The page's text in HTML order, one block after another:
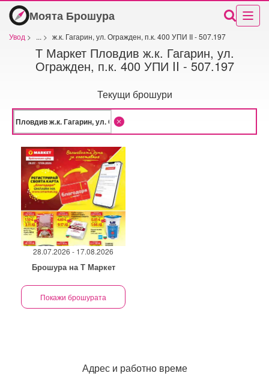
Моята Брошура
Увод > ... > ж.к. Гагарин, ул. Огражден, п.к. 400 УПИ II - 507.197
Т Маркет Пловдив ж.к. Гагарин, ул.
Огражден, п.к. 400 УПИ II - 507.197
Текущи брошури
28.07.2026 - 17.08.2026
Брошура на Т Маркет
Покажи брошурата
Адрес и работно време